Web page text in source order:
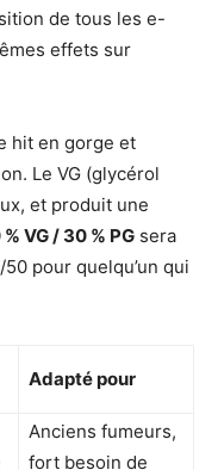
de tous les e-
effets sur
hit en gorge et
Le VG (glycérol
et produit une
VG / 30 % PG sera
pour quelqu’un qui
Adapté pour
Anciens fumeurs,
fort besoin de